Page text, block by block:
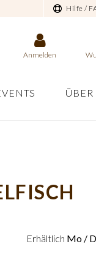
Hilfe /
Anmelden
ÜBER
Erhältlich Mo /